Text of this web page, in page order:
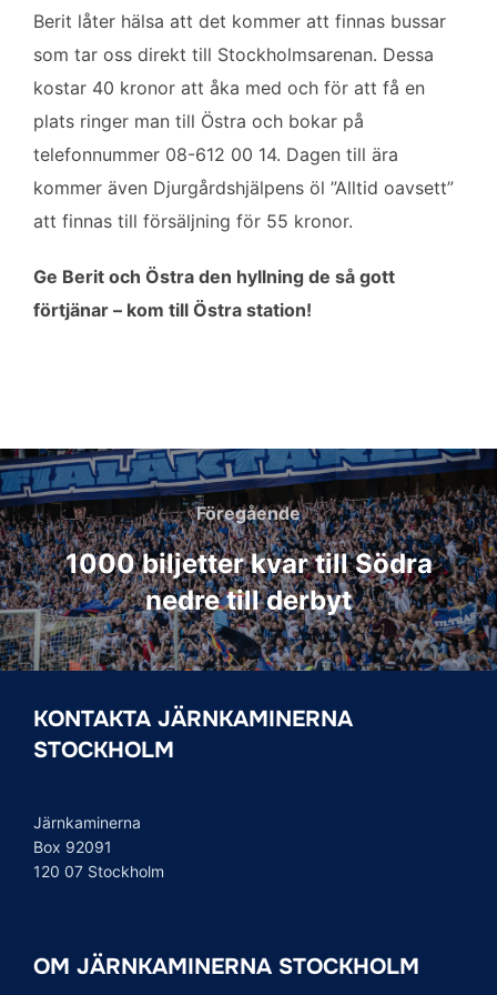
Berit låter hälsa att det kommer att finnas bussar
som tar oss direkt till Stockholmsarenan. Dessa
kostar 40 kronor att åka med och för att få en
plats ringer man till Östra och bokar på
telefonnummer 08-612 00 14. Dagen till ära
kommer även Djurgårdshjälpens öl ”Alltid oavsett”
att finnas till försäljning för 55 kronor.
Ge Berit och Östra den hyllning de så gott
förtjänar – kom till Östra station!
Inläggsnavigering
Föregående
Föregående
1000 biljetter kvar till Södra
nedre till derbyt
KONTAKTA JÄRNKAMINERNA
STOCKHOLM
Järnkaminerna
Box 92091
120 07 Stockholm
OM JÄRNKAMINERNA STOCKHOLM